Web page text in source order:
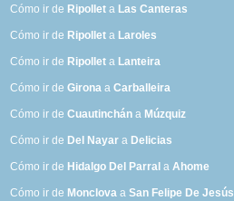
Cómo ir de Ripollet a Las Canteras
Cómo ir de Ripollet a Laroles
Cómo ir de Ripollet a Lanteira
Cómo ir deGirona aCarballeira
Cómo ir deCuautinchán a Múzquiz
Cómo ir de Del Nayar a Delicias
Cómo ir de Hidalgo Del Parral aAhome
Cómo ir de Monclova aSan Felipe De Jesús